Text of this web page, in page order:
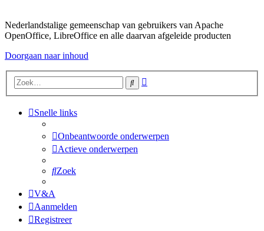
Nederlandstalige gemeenschap van gebruikers van Apache
OpenOffice, LibreOffice en alle daarvan afgeleide producten
Doorgaan naar inhoud
Zoek
Snelle links
Onbeantwoorde onderwerpen
Actieve onderwerpen
Zoek
V&A
Aanmelden
Registreer